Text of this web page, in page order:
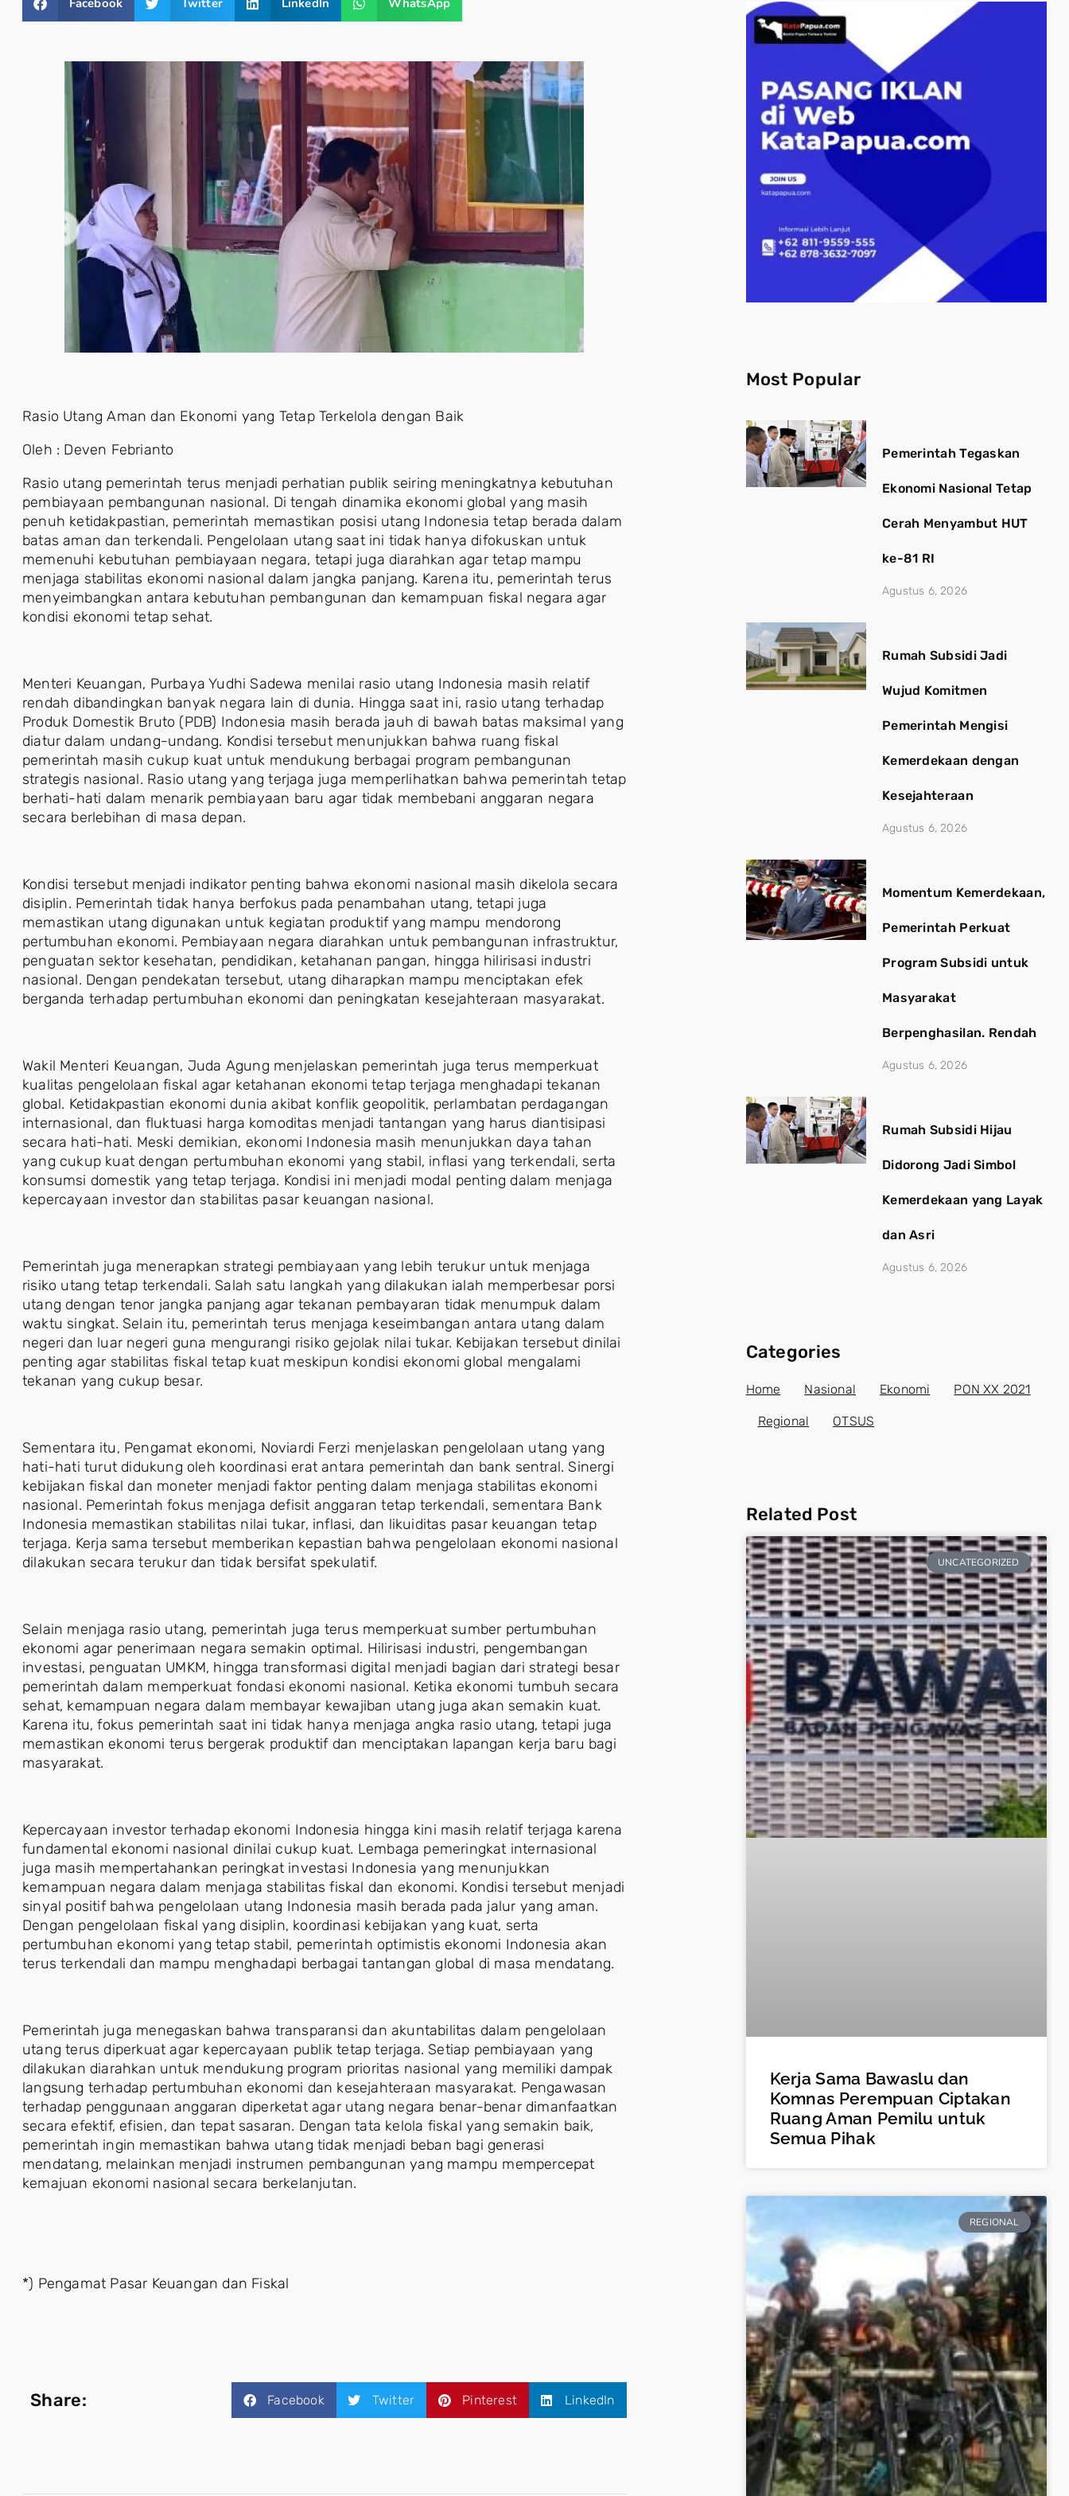
Facebook Twitter LinkedIn WhatsApp
Rasio Utang Aman dan Ekonomi yang Tetap Terkelola dengan Baik
Oleh : Deven Febrianto
Rasio utang pemerintah terus menjadi perhatian publik seiring meningkatnya kebutuhan
pembiayaan pembangunan nasional. Di tengah dinamika ekonomi global yang masih
penuh ketidakpastian, pemerintah memastikan posisi utang Indonesia tetap berada dalam
batas aman dan terkendali. Pengelolaan utang saat ini tidak hanya difokuskan untuk
memenuhi kebutuhan pembiayaan negara, tetapi juga diarahkan agar tetap mampu
menjaga stabilitas ekonomi nasional dalam jangka panjang. Karena itu, pemerintah terus
menyeimbangkan antara kebutuhan pembangunan dan kemampuan fiskal negara agar
kondisi ekonomi tetap sehat.
Menteri Keuangan, Purbaya Yudhi Sadewa menilai rasio utang Indonesia masih relatif
rendah dibandingkan banyak negara lain di dunia. Hingga saat ini, rasio utang terhadap
Produk Domestik Bruto (PDB) Indonesia masih berada jauh di bawah batas maksimal yang
diatur dalam undang-undang. Kondisi tersebut menunjukkan bahwa ruang fiskal
pemerintah masih cukup kuat untuk mendukung berbagai program pembangunan
strategis nasional. Rasio utang yang terjaga juga memperlihatkan bahwa pemerintah tetap
berhati-hati dalam menarik pembiayaan baru agar tidak membebani anggaran negara
secara berlebihan di masa depan.
Kondisi tersebut menjadi indikator penting bahwa ekonomi nasional masih dikelola secara
disiplin. Pemerintah tidak hanya berfokus pada penambahan utang, tetapi juga
memastikan utang digunakan untuk kegiatan produktif yang mampu mendorong
pertumbuhan ekonomi. Pembiayaan negara diarahkan untuk pembangunan infrastruktur,
penguatan sektor kesehatan, pendidikan, ketahanan pangan, hingga hilirisasi industri
nasional. Dengan pendekatan tersebut, utang diharapkan mampu menciptakan efek
berganda terhadap pertumbuhan ekonomi dan peningkatan kesejahteraan masyarakat.
Wakil Menteri Keuangan, Juda Agung menjelaskan pemerintah juga terus memperkuat
kualitas pengelolaan fiskal agar ketahanan ekonomi tetap terjaga menghadapi tekanan
global. Ketidakpastian ekonomi dunia akibat konflik geopolitik, perlambatan perdagangan
internasional, dan fluktuasi harga komoditas menjadi tantangan yang harus diantisipasi
secara hati-hati. Meski demikian, ekonomi Indonesia masih menunjukkan daya tahan
yang cukup kuat dengan pertumbuhan ekonomi yang stabil, inflasi yang terkendali, serta
konsumsi domestik yang tetap terjaga. Kondisi ini menjadi modal penting dalam menjaga
kepercayaan investor dan stabilitas pasar keuangan nasional.
Pemerintah juga menerapkan strategi pembiayaan yang lebih terukur untuk menjaga
risiko utang tetap terkendali. Salah satu langkah yang dilakukan ialah memperbesar porsi
utang dengan tenor jangka panjang agar tekanan pembayaran tidak menumpuk dalam
waktu singkat. Selain itu, pemerintah terus menjaga keseimbangan antara utang dalam
negeri dan luar negeri guna mengurangi risiko gejolak nilai tukar. Kebijakan tersebut dinilai
penting agar stabilitas fiskal tetap kuat meskipun kondisi ekonomi global mengalami
tekanan yang cukup besar.
Sementara itu, Pengamat ekonomi, Noviardi Ferzi menjelaskan pengelolaan utang yang
hati-hati turut didukung oleh koordinasi erat antara pemerintah dan bank sentral. Sinergi
kebijakan fiskal dan moneter menjadi faktor penting dalam menjaga stabilitas ekonomi
nasional. Pemerintah fokus menjaga defisit anggaran tetap terkendali, sementara Bank
Indonesia memastikan stabilitas nilai tukar, inflasi, dan likuiditas pasar keuangan tetap
terjaga. Kerja sama tersebut memberikan kepastian bahwa pengelolaan ekonomi nasional
dilakukan secara terukur dan tidak bersifat spekulatif.
Selain menjaga rasio utang, pemerintah juga terus memperkuat sumber pertumbuhan
ekonomi agar penerimaan negara semakin optimal. Hilirisasi industri, pengembangan
investasi, penguatan UMKM, hingga transformasi digital menjadi bagian dari strategi besar
pemerintah dalam memperkuat fondasi ekonomi nasional. Ketika ekonomi tumbuh secara
sehat, kemampuan negara dalam membayar kewajiban utang juga akan semakin kuat.
Karena itu, fokus pemerintah saat ini tidak hanya menjaga angka rasio utang, tetapi juga
memastikan ekonomi terus bergerak produktif dan menciptakan lapangan kerja baru bagi
masyarakat.
Kepercayaan investor terhadap ekonomi Indonesia hingga kini masih relatif terjaga karena
fundamental ekonomi nasional dinilai cukup kuat. Lembaga pemeringkat internasional
juga masih mempertahankan peringkat investasi Indonesia yang menunjukkan
kemampuan negara dalam menjaga stabilitas fiskal dan ekonomi. Kondisi tersebut menjadi
sinyal positif bahwa pengelolaan utang Indonesia masih berada pada jalur yang aman.
Dengan pengelolaan fiskal yang disiplin, koordinasi kebijakan yang kuat, serta
pertumbuhan ekonomi yang tetap stabil, pemerintah optimistis ekonomi Indonesia akan
terus terkendali dan mampu menghadapi berbagai tantangan global di masa mendatang.
Pemerintah juga menegaskan bahwa transparansi dan akuntabilitas dalam pengelolaan
utang terus diperkuat agar kepercayaan publik tetap terjaga. Setiap pembiayaan yang
dilakukan diarahkan untuk mendukung program prioritas nasional yang memiliki dampak
langsung terhadap pertumbuhan ekonomi dan kesejahteraan masyarakat. Pengawasan
terhadap penggunaan anggaran diperketat agar utang negara benar-benar dimanfaatkan
secara efektif, efisien, dan tepat sasaran. Dengan tata kelola fiskal yang semakin baik,
pemerintah ingin memastikan bahwa utang tidak menjadi beban bagi generasi
mendatang, melainkan menjadi instrumen pembangunan yang mampu mempercepat
kemajuan ekonomi nasional secara berkelanjutan.
*) Pengamat Pasar Keuangan dan Fiskal
Share: Facebook Twitter Pinterest LinkedIn
Most Popular
Pemerintah Tegaskan
Ekonomi Nasional Tetap
Cerah Menyambut HUT
ke-81 RI
Agustus 6, 2026
Rumah Subsidi Jadi
Wujud Komitmen
Pemerintah Mengisi
Kemerdekaan dengan
Kesejahteraan
Agustus 6, 2026
Momentum Kemerdekaan,
Pemerintah Perkuat
Program Subsidi untuk
Masyarakat
Berpenghasilan. Rendah
Agustus 6, 2026
Rumah Subsidi Hijau
Didorong Jadi Simbol
Kemerdekaan yang Layak
dan Asri
Agustus 6, 2026
Categories
Home Nasional Ekonomi PON XX 2021
Regional OTSUS
Related Post
UNCATEGORIZED
Kerja Sama Bawaslu dan
Komnas Perempuan Ciptakan
Ruang Aman Pemilu untuk
Semua Pihak
REGIONAL